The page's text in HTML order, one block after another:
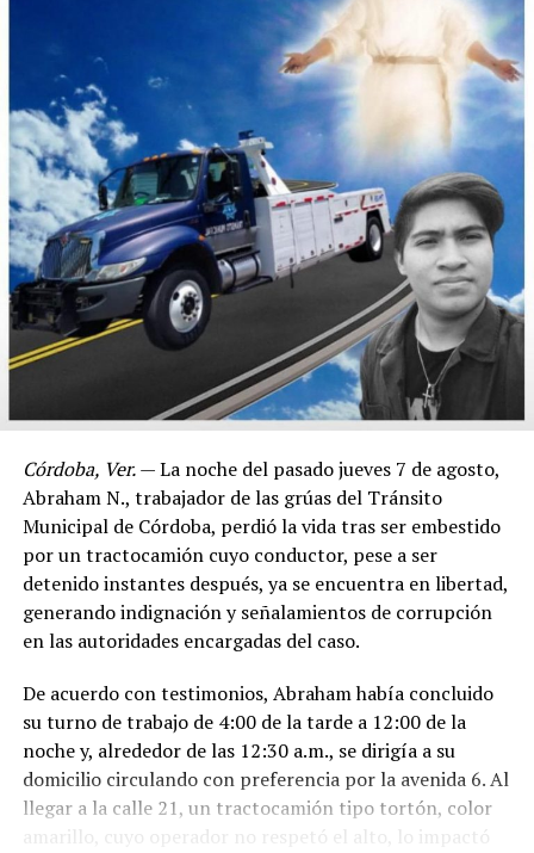
Córdoba, Ver.— La noche del pasado jueves 7 de agosto,
Abraham N., trabajador de las grúas del Tránsito
Municipal de Córdoba, perdió la vida tras ser embestido
por un tractocamión cuyo conductor, pese a ser
detenido instantes después, ya se encuentra en libertad,
generando indignación y señalamientos de corrupción
en las autoridades encargadas del caso.
De acuerdo con testimonios, Abraham había concluido
su turno de trabajo de 4:00 de la tarde a 12:00 de la
noche y, alrededor de las 12:30 a.m., se dirigía a su
domicilio circulando con preferencia por la avenida 6. Al
llegar a la calle 21, un tractocamión tipo tortón, color
amarillo, cuyo operador no respetó el alto, lo impactó